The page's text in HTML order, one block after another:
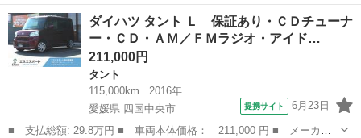
ー名： ダイハツ ■ 車種名： タント ■ グレード名： カスタム
ＲＳ 両側パワスライドドア 地デジフルセグ メモリーナビゲーシ
ョン ナ...
高知 須崎市 タント
ダイハツ タント Ｌ 保証あり・ＣＤチューナ
ー・ＣＤ・ＡＭ／ＦＭラジオ・アイド…
211,000円
タント
115,000km
2016年
愛媛県 四国中央市
提携サイト 6月23日
■ 支払総額: 29.8万円 ■ 車両本体価格： 211,000 円 ■ メーカー